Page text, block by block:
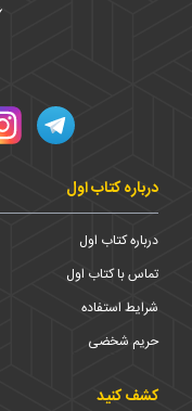
درباره کتاب اول
درباره کتاب اول
تماس با کتاب اول
شرایط استفاده
حریم شخضی
کشف کنید